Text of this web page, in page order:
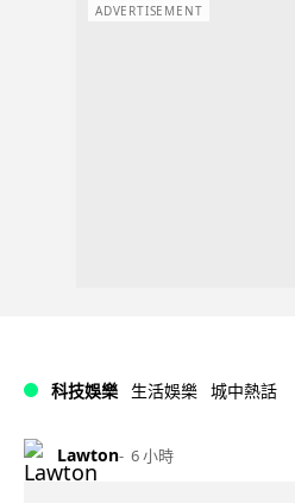
ADVERTISEMENT
科技娛樂 生活娛樂 城中熱話
Lawton 6 小時